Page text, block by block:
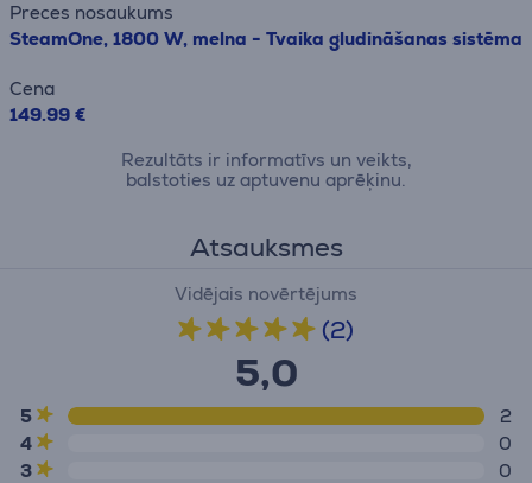
Preces nosaukums
SteamOne, 1800 W, melna - Tvaika gludināšanas sistēma
Cena
149.99 €
Rezultāts ir informatīvs un veikts,
balstoties uz aptuvenu aprēķinu.
Atsauksmes
Vidējais novērtējums
(2)
5,0
5
2
4
0
3
0